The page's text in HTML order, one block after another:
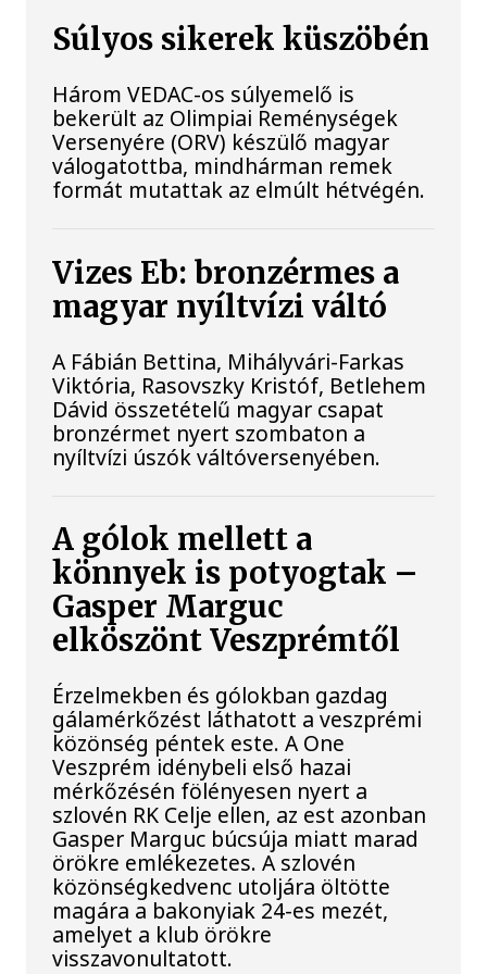
Súlyos sikerek küszöbén
Három VEDAC-os súlyemelő is
bekerült az Olimpiai Reménységek
Versenyére (ORV) készülő magyar
válogatottba, mindhárman remek
formát mutattak az elmúlt hétvégén.
Vizes Eb: bronzérmes a
magyar nyíltvízi váltó
A Fábián Bettina, Mihályvári-Farkas
Viktória, Rasovszky Kristóf, Betlehem
Dávid összetételű magyar csapat
bronzérmet nyert szombaton a
nyíltvízi úszók váltóversenyében.
A gólok mellett a
könnyek is potyogtak –
Gasper Marguc
elköszönt Veszprémtől
Érzelmekben és gólokban gazdag
gálamérkőzést láthatott a veszprémi
közönség péntek este. A One
Veszprém idénybeli első hazai
mérkőzésén fölényesen nyert a
szlovén RK Celje ellen, az est azonban
Gasper Marguc búcsúja miatt marad
örökre emlékezetes. A szlovén
közönségkedvenc utoljára öltötte
magára a bakonyiak 24-es mezét,
amelyet a klub örökre
visszavonultatott.